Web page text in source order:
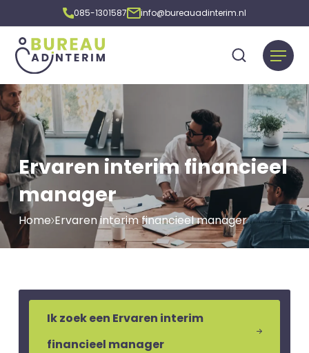
085-1301587 info@bureauadinterim.nl
Ervaren interim financieel
manager
Home Ervaren interim financieel manager
Ik zoek een Ervaren interim
financieel manager